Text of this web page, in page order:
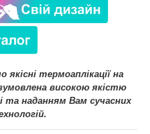
термоаплікації на
високою якістю
та наданням Вам сучасних